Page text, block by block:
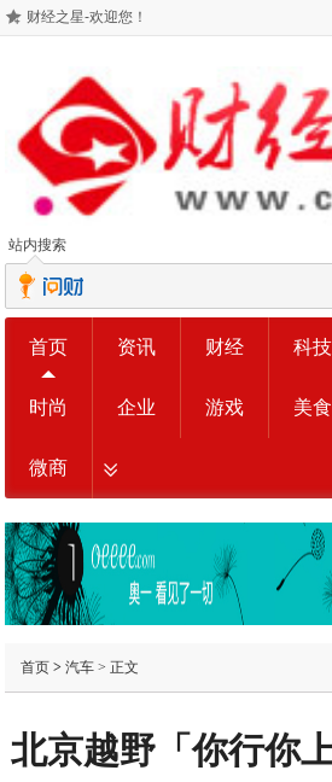
财经之星-欢迎您！
站内搜索
首页 资讯 财经 科技
时尚 企业 游戏 美食
微商
首页> 汽车> 正文
北京越野「你行你